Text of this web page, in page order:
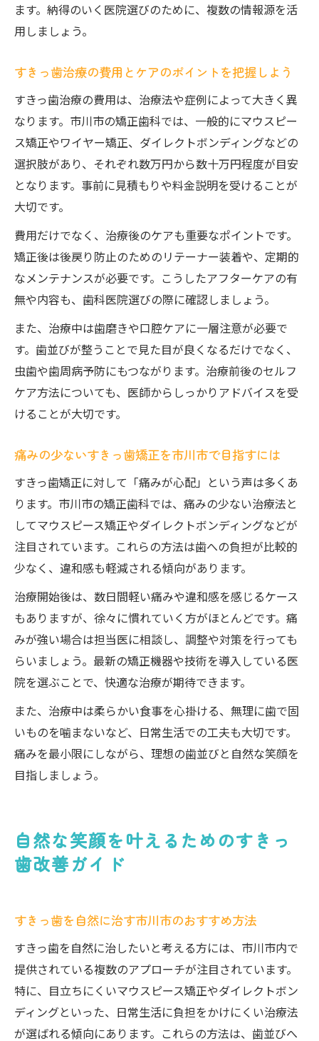
ます。納得のいく医院選びのために、複数の情報源を活
用しましょう。
すきっ歯治療の費用とケアのポイントを把握しよう
すきっ歯治療の費用は、治療法や症例によって大きく異
なります。市川市の矯正歯科では、一般的にマウスピー
ス矯正やワイヤー矯正、ダイレクトボンディングなどの
選択肢があり、それぞれ数万円から数十万円程度が目安
となります。事前に見積もりや料金説明を受けることが
大切です。
費用だけでなく、治療後のケアも重要なポイントです。
矯正後は後戻り防止のためのリテーナー装着や、定期的
なメンテナンスが必要です。こうしたアフターケアの有
無や内容も、歯科医院選びの際に確認しましょう。
また、治療中は歯磨きや口腔ケアに一層注意が必要で
す。歯並びが整うことで見た目が良くなるだけでなく、
虫歯や歯周病予防にもつながります。治療前後のセルフ
ケア方法についても、医師からしっかりアドバイスを受
けることが大切です。
痛みの少ないすきっ歯矯正を市川市で目指すには
すきっ歯矯正に対して「痛みが心配」という声は多くあ
ります。市川市の矯正歯科では、痛みの少ない治療法と
してマウスピース矯正やダイレクトボンディングなどが
注目されています。これらの方法は歯への負担が比較的
少なく、違和感も軽減される傾向があります。
治療開始後は、数日間軽い痛みや違和感を感じるケース
もありますが、徐々に慣れていく方がほとんどです。痛
みが強い場合は担当医に相談し、調整や対策を行っても
らいましょう。最新の矯正機器や技術を導入している医
院を選ぶことで、快適な治療が期待できます。
また、治療中は柔らかい食事を心掛ける、無理に歯で固
いものを噛まないなど、日常生活での工夫も大切です。
痛みを最小限にしながら、理想の歯並びと自然な笑顔を
目指しましょう。
自然な笑顔を叶えるためのすきっ
歯改善ガイド
すきっ歯を自然に治す市川市のおすすめ方法
すきっ歯を自然に治したいと考える方には、市川市内で
提供されている複数のアプローチが注目されています。
特に、目立ちにくいマウスピース矯正やダイレクトボン
ディングといった、日常生活に負担をかけにくい治療法
が選ばれる傾向にあります。これらの方法は、歯並びへ